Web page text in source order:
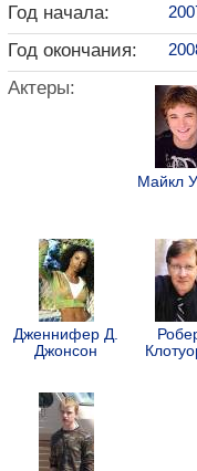
Год начала:
Год окончания:
Актеры:
Майкл
Дженнифер Д.
Джонсон